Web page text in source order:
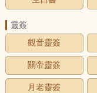
靈簽
觀音靈簽
關帝靈簽
月老靈簽